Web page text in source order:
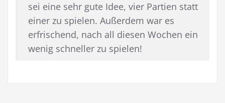
sei eine sehr gute Idee, vier Partien statt
einer zu spielen. Außerdem war es
erfrischend, nach all diesen Wochen ein
wenig schneller zu spielen!